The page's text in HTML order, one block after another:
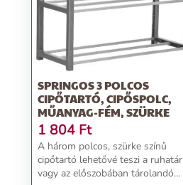
SPRINGOS 3 POLCOS
CIPŐTARTÓ, CIPŐSPOLC,
MŰANYAG-FÉM, SZÜRKE
1 804 Ft
A három polcos, szürke színű
cipőtartó lehetővé teszi a ruhatár
vagy az előszobában tárolandó